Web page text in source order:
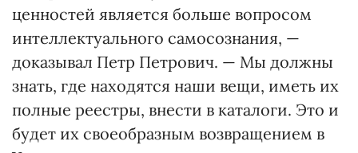
ценностей является больше вопросом
интеллектуального самосознания, —
доказывал Петр Петрович. — Мы должны
знать, где находятся наши вещи, иметь их
полные реестры, внести в каталоги. Это и
будет их своеобразным возвращением в